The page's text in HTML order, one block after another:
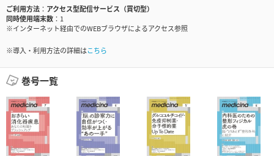
ご利用方法
アクセス型配信サービス（買切型）
同時使用端末数
1
※インターネット経由でのWEBブラウザによるアクセス参照
※導入・利用方法の詳細はこちら
巻号一覧